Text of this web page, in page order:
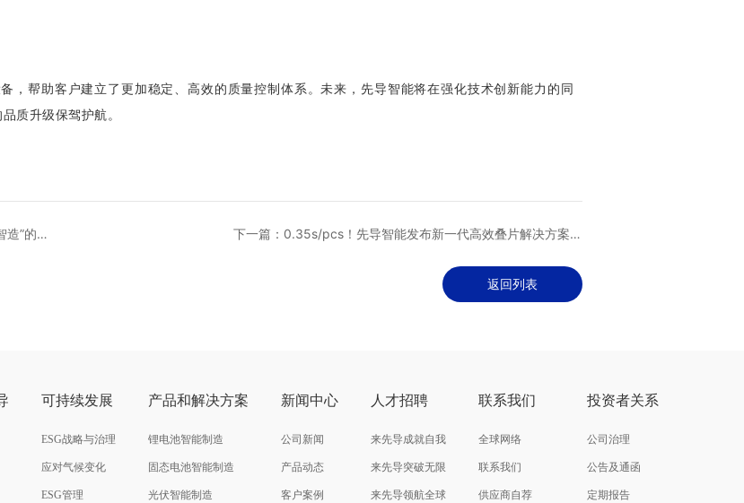
，帮助客户建立了更加稳定、高效的质量控制体系。未来，先导智能将在强化技术创新能力的同
质升级保驾护航。
”的隐
下一篇：0.35s/pcs！先导智能发布新一代高效叠片解决方案，
返回列表
可持续发展
ESG战略与治理
应对气候变化
ESG管理
产品和解决方案
锂电池智能制造
固态电池智能制造
光伏智能制造
新闻中心
公司新闻
产品动态
客户案例
人才招聘
来先导成就自我
来先导突破无限
来先导领航全球
联系我们
全球网络
联系我们
供应商自荐
投资者关系
公司治理
公告及通函
定期报告